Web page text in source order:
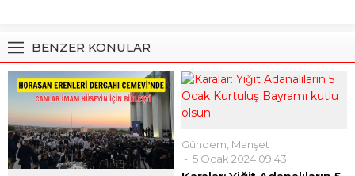
BENZER KONULAR
Gündem Manşet
5 Ocak 2024 09:43